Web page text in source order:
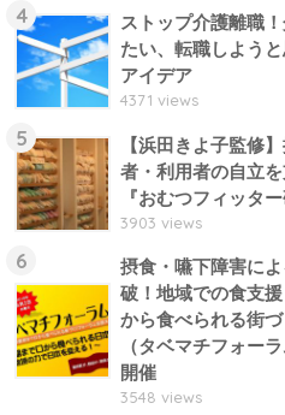
4
ストップ介護離職
たい、転職しよう
アイデア
4371 views
5
【浜田きよ子監修
者・利用者の自立
『おむつフィッタ
3903 views
6
摂食・嚥下障害に
破！地域での食支
から食べられる街
（タベマチフォー
開催
3548 views